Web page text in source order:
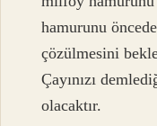
hamurunu
çözülmesini
Çayınızı
olacaktır.